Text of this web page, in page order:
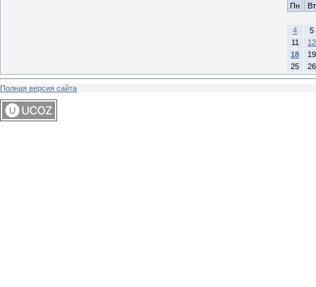
Пн
Вт
4
5
11
12
18
19
25
26
Полная версия сайта